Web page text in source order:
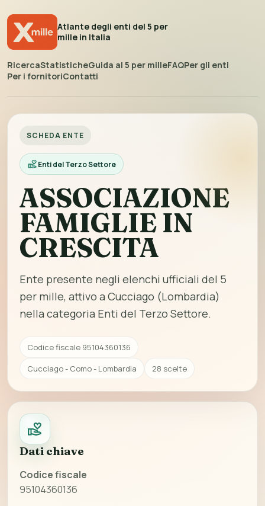
Atlante degli enti del 5 per
mille in Italia
RicercaStatisticheGuida al 5 per milleFAQPer gli enti
Per i fornitoriContatti
SCHEDA ENTE
Enti del Terzo Settore
ASSOCIAZIONE
FAMIGLIE IN
CRESCITA
Ente presente negli elenchi ufficiali del 5
per mille, attivo a Cucciago (Lombardia)
nella categoria Enti del Terzo Settore.
Codice fiscale 95104360136
Cucciago - Como - Lombardia
28 scelte
Dati chiave
Codice fiscale
95104360136